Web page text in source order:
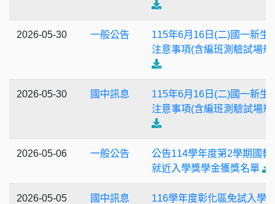
2026-05-30 一般公告
115年6月16日(二)國一新生
注意事項(含編班測驗試場規
2026-05-30 國中訊息
115年6月16日(二)國一新生
注意事項(含編班測驗試場規
2026-05-06 一般公告
公告114學年度第2學期國教
就近入學獎學金獲獎名單
2026-05-05 國中訊息
116學年度彰化區免試入學